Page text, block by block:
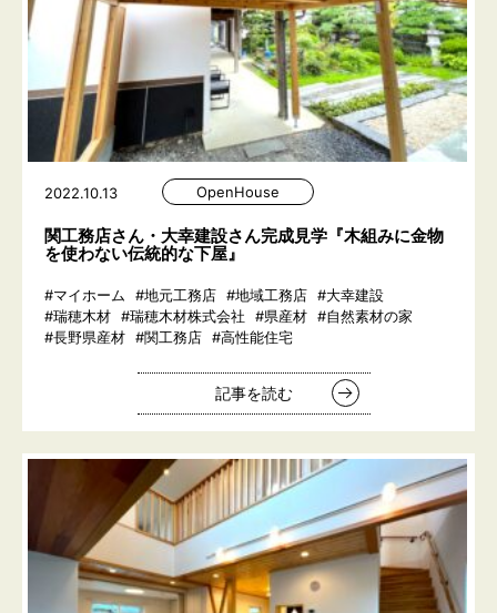
2022.10.13 OpenHouse
関工務店さん・大幸建設さん完成見学『木組みに金物
を使わない伝統的な下屋』
#マイホーム #地元工務店 #地域工務店 #大幸建設
#瑞穂木材 #瑞穂木材株式会社 #県産材 #自然素材の家
#長野県産材 #関工務店 #高性能住宅
記事を読む